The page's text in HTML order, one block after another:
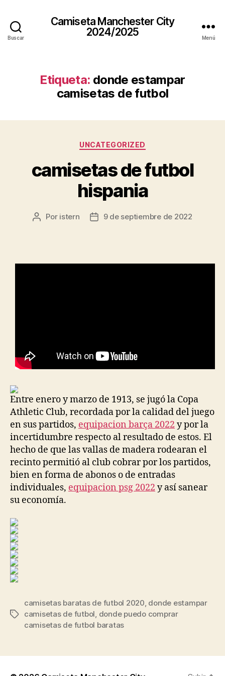
Buscar
Camiseta Manchester City
2024/2025
Menú
Etiqueta: donde estampar
camisetas de futbol
Categorías
UNCATEGORIZED
camisetas de futbol
hispania
Autor
Por istern
Fecha9 de septiembre de 2022
Entre enero y marzo de 1913, se jugó la Copa
Athletic Club, recordada por la calidad del juego
en sus partidos, equipacion barça 2022 y por la
incertidumbre respecto al resultado de estos. El
hecho de que las vallas de madera rodearan el
recinto permitió al club cobrar por los partidos,
bien en forma de abonos o de entradas
individuales, equipacion psg 2022 y así sanear
su economía.
Etiquetas
camisetas baratas de futbol 2020 donde estampar
camisetas de futbol donde puedo comprar
camisetas de futbol baratas